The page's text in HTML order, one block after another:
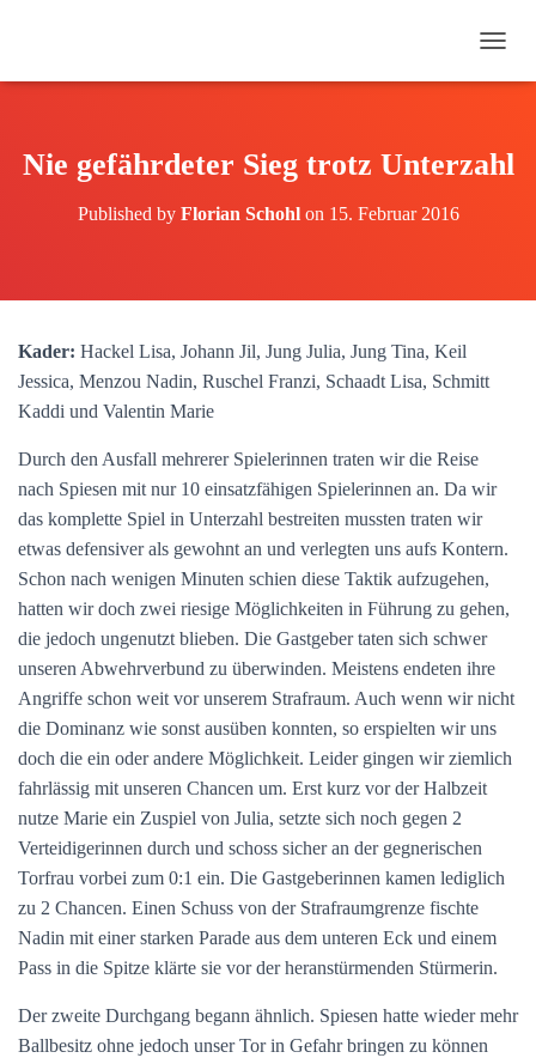
A
G
A
N
Nie gefährdeter Sieg trotz Unterzahl
Published by Florian Schohlon 15. Februar 2016
Kader: Hackel Lisa, Johann Jil, Jung Julia, Jung Tina, Keil
Jessica, Menzou Nadin, Ruschel Franzi, Schaadt Lisa, Schmitt
Kaddi und Valentin Marie
Durch den Ausfall mehrerer Spielerinnen traten wir die Reise
nach Spiesen mit nur 10 einsatzfähigen Spielerinnen an. Da wir
das komplette Spiel in Unterzahl bestreiten mussten traten wir
etwas defensiver als gewohnt an und verlegten uns aufs Kontern.
Schon nach wenigen Minuten schien diese Taktik aufzugehen,
hatten wir doch zwei riesige Möglichkeiten in Führung zu gehen,
die jedoch ungenutzt blieben. Die Gastgeber taten sich schwer
unseren Abwehrverbund zu überwinden. Meistens endeten ihre
Angriffe schon weit vor unserem Strafraum. Auch wenn wir nicht
die Dominanz wie sonst ausüben konnten, so erspielten wir uns
doch die ein oder andere Möglichkeit. Leider gingen wir ziemlich
fahrlässig mit unseren Chancen um. Erst kurz vor der Halbzeit
nutze Marie ein Zuspiel von Julia, setzte sich noch gegen 2
Verteidigerinnen durch und schoss sicher an der gegnerischen
Torfrau vorbei zum 0:1 ein. Die Gastgeberinnen kamen lediglich
zu 2 Chancen. Einen Schuss von der Strafraumgrenze fischte
Nadin mit einer starken Parade aus dem unteren Eck und einem
Pass in die Spitze klärte sie vor der heranstürmenden Stürmerin.
Der zweite Durchgang begann ähnlich. Spiesen hatte wieder mehr
Ballbesitz ohne jedoch unser Tor in Gefahr bringen zu können